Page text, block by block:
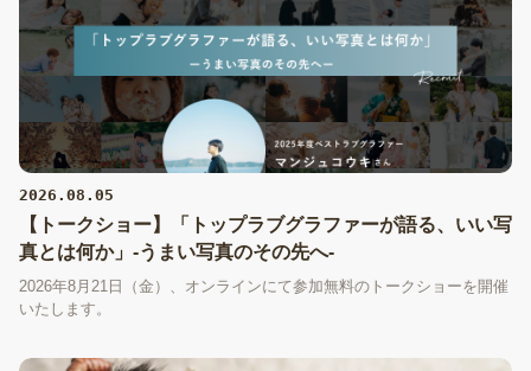
2026.08.05
【トークショー】「トップラブグラファーが語る、いい写
真とは何か」-うまい写真のその先へ-
2026年8月21日（金）、オンラインにて参加無料のトークショーを開催
いたします。